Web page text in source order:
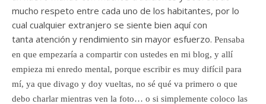
mucho respeto entre cada uno de los habitantes, por lo
cual cualquier extranjero se siente bien aquí con
tanta atención y rendimiento sin mayor esfuerzo. Pensaba
en que empezaría a compartir con ustedes en mi blog, y allí
empieza mi enredo mental, porque escribir es muy difícil para
mí, ya que divago y doy vueltas, no sé qué va primero o que
debo charlar mientras ven la foto… o si simplemente coloco las